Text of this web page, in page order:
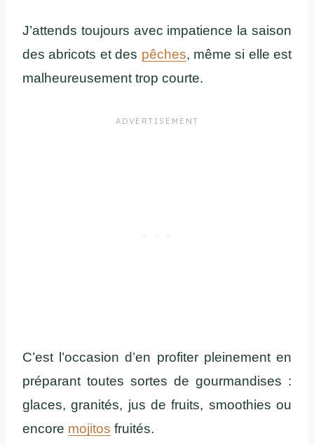
J’attends toujours avec impatience la saison
des abricots et des pêches, même si elle est
malheureusement trop courte.
C’est l’occasion d’en profiter pleinement en
préparant toutes sortes de gourmandises :
glaces, granités, jus de fruits, smoothies ou
encore mojitos fruités.